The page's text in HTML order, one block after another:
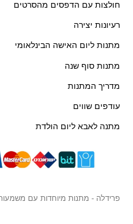
חולצות עם הדפסים מהסרטים
רעיונות יצירה
מתנות ליום האישה הבינלאומי
מתנות סוף שנה
מדריך המתנות
עודפים שווים
מתנה לאבא ליום הולדת
פרידלה - מתנות מיוחדות עם